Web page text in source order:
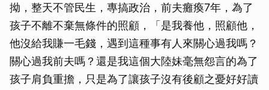
拗，整天不管民生，專搞政治，前夫癱瘓7年，為了
孩子不離不棄無條件的照顧，「是我養他，照顧他，
他沒給我賺一毛錢，遇到這種事有人來關心過我嗎？
關心過我前夫嗎？還是我這個大陸妹毫無怨言的為了
孩子肩負重擔，只是為了讓孩子沒有後顧之憂好好讀